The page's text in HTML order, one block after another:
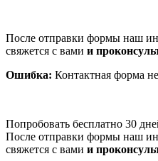
После отправки формы наш
свяжется с вами и
Ошибка: Контактная форма
Попробовать бесплатно 30
После отправки формы наш
свяжется с вами и